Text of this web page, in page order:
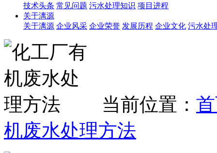
技术头条 常见问题 污水处理知识 项目进程
关于漓源
关于漓源 企业风采 企业荣誉 发展历程 企业文化 污水处
当前位置：
机废水处理方法